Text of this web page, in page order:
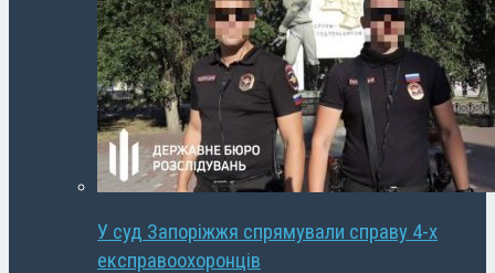
У суд Запоріжжя спрямували справу 4-х
експравоохоронців